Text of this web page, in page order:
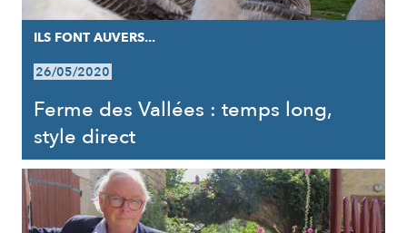
ILS FONT AUVERS...
26/05/2020
Ferme des Vallées : temps long,
style direct